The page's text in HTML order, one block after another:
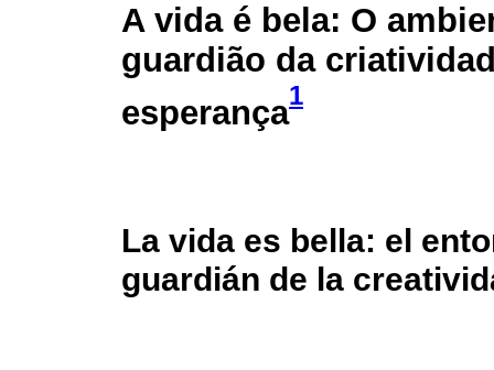
A vida é bela: O
guardião da
esperança1
La vida es bella: el
guardián de la